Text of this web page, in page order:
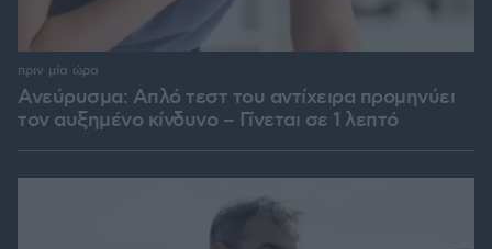
Ανεύρυσμα: Απλό τεστ του αντίχειρα προμηνύει
τον αυξημένο κίνδυνο – Γίνεται σε 1 λεπτό
πριν μία ώρα